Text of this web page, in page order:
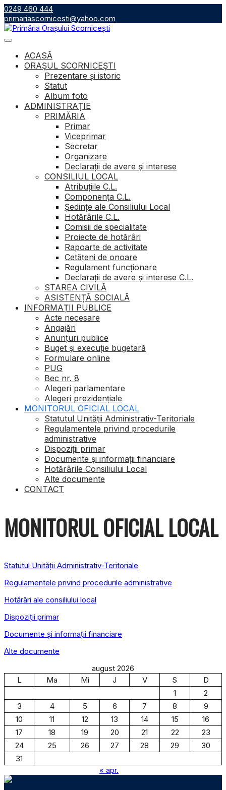
Skip
to
content
0249 460 444
primariascornicesti@yahoo.com
ACASĂ
ORAȘUL SCORNICEȘTI
Prezentare și istoric
Statut
Album foto
ADMINISTRAȚIE
PRIMĂRIA
Primar
Viceprimar
Secretar
Organizare
Declarații de avere și interese
CONSILIUL LOCAL
Atribuţiile C.L.
Componenţa C.L.
Ședințe ale Consiliului Local
Hotărârile C.L.
Comisii de specialitate
Proiecte de hotărâri
Rapoarte de activitate
Cetățeni de onoare
Regulament funcționare
Declarații de avere și interese C.L.
STAREA CIVILĂ
ASISTENȚĂ SOCIALĂ
INFORMAȚII PUBLICE
Acte necesare
Angajări
Anunțuri publice
Buget şi execuţie bugetară
Formulare online
PUG
Bec nr. 8
Alegeri parlamentare
Alegeri prezidențiale
MONITORUL OFICIAL LOCAL
Statutul Unității Administrativ-Teritoriale
Regulamentele privind procedurile
administrative
Dispoziții primar
Documente și informații financiare
Hotărârile Consiliului Local
Alte documente
CONTACT
MONITORUL OFICIAL LOCAL
Statutul Unității Administrativ-Teritoriale
Regulamentele privind procedurile administrative
Hotărâri ale consiliului local
Dispoziții primar
Documente și informații financiare
Alte documente
august 2026
L
Ma Mi J V S
D
1
2
3
4 5 6 7 8
9
10
11 12 13 14 15
16
17
18 19 20 21 22
23
24
25 26 27 28 29
30
31
« apr.